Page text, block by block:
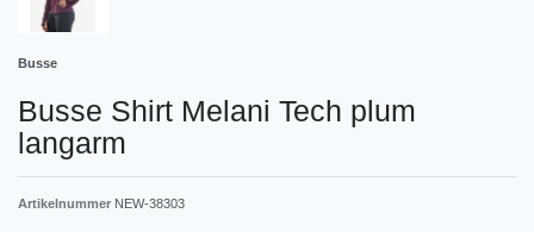
Busse
Busse Shirt Melani Tech plum
langarm
Artikelnummer NEW-38303